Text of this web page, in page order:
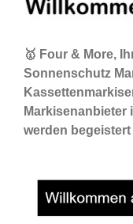
🥇 Four & More,
Sonnenschutz
werden